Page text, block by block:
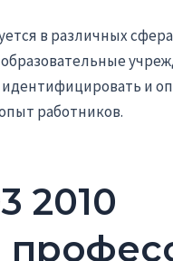
в различных
идентифицировать и
работников.
2010